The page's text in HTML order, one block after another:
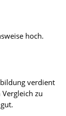
hoch.
verdient
zu